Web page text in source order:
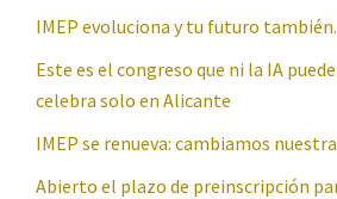
IMEP evoluciona y tu futuro también.
Este es el congreso que ni la IA
celebra solo en Alicante
IMEP se renueva: cambiamos
Abierto el plazo de preinscripción